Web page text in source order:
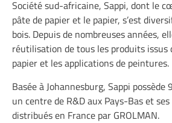
Société sud-africaine, Sappi, dont le
pâte de papier et le papier, s’est
bois. Depuis de nombreuses années,
réutilisation de tous les produits issus
papier et les applications de peintures.
Basée à Johannesburg, Sappi possède
un centre de R&D aux Pays-Bas et
distribués en France par GROLMAN.